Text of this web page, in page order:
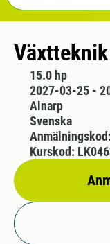
Växtteknik
15.0 hp
2027-03-25 -
Alnarp
Svenska
Kurskod: